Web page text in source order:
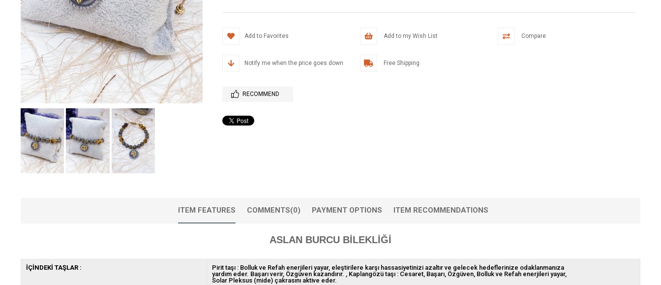
Add to Favorites Add to my Wish List Compare
Notify me when the price goes down Free Shipping
RECOMMEND
ITEM FEATURES COMMENTS(0) PAYMENT OPTIONS ITEM RECOMMENDATIONS
ASLAN BURCU BİLEKLİĞİ
İÇİNDEKİ TAŞLAR :
Pirit taşı : Bolluk ve Refah enerjileri yayar, eleştirilere karşı hassasiyetinizi azaltır ve gelecek hedeflerinize odaklanmanıza
yardım eder. Başarı verir, Özgüven kazandırır.
Kaplangözü taşı : Cesaret, Başarı, Özgüven, Bolluk ve Refah enerjileri yayar,
Solar Pleksus (mide) çakrasını aktive eder.